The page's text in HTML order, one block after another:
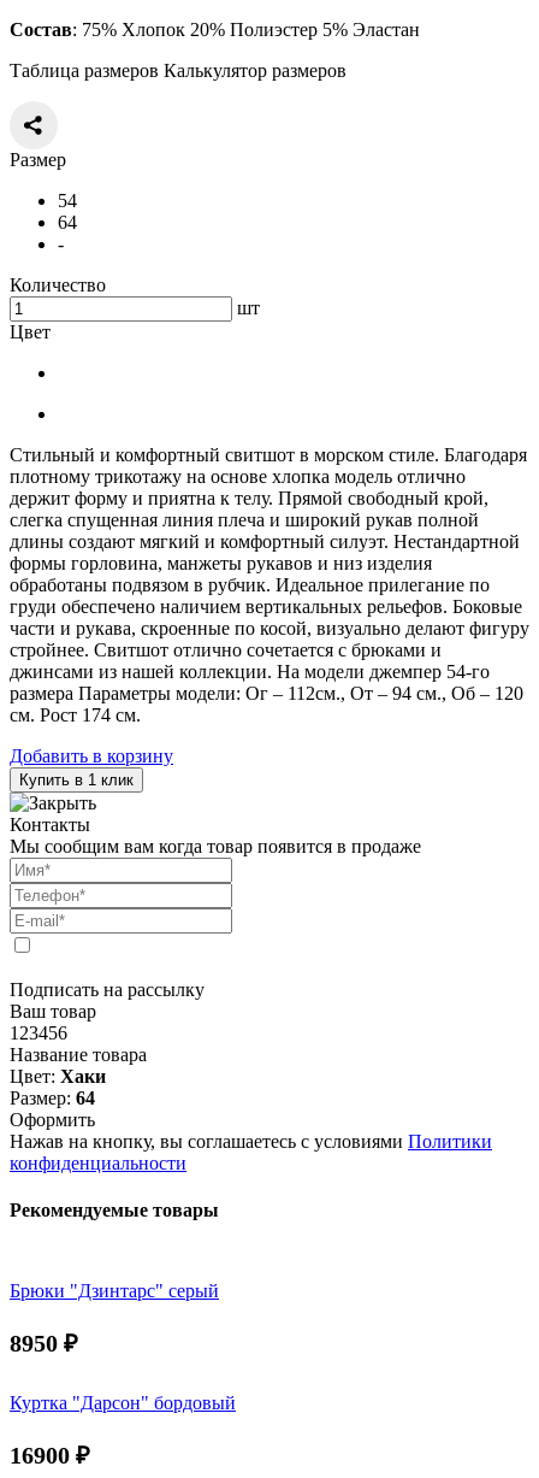
Состав: 75% Хлопок 20% Полиэстер 5% Эластан
Таблица размеров Калькулятор размеров
Размер
54
64
-
Количество
шт
Цвет
Стильный и комфортный свитшот в морском стиле. Благодаря
плотному трикотажу на основе хлопка модель отлично
держит форму и приятна к телу. Прямой свободный крой,
слегка спущенная линия плеча и широкий рукав полной
длины создают мягкий и комфортный силуэт. Нестандартной
формы горловина, манжеты рукавов и низ изделия
обработаны подвязом в рубчик. Идеальное прилегание по
груди обеспечено наличием вертикальных рельефов. Боковые
части и рукава, скроенные по косой, визуально делают фигуру
стройнее. Свитшот отлично сочетается с брюками и
джинсами из нашей коллекции. На модели джемпер 54-го
размера Параметры модели: Ог – 112см., От – 94 см., Об – 120
см. Рост 174 см.
Добавить в корзину
Купить в 1 клик
Контакты
Мы сообщим вам когда товар появится в продаже
Подписать на рассылку
Ваш товар
123456
Название товара
Цвет: Хаки
Размер: 64
Оформить
Нажав на кнопку, вы соглашаетесь с условиями Политики
конфиденциальности
Рекомендуемые товары
Брюки "Дзинтарс" серый
8950 ₽
Куртка "Дарсон" бордовый
16900 ₽